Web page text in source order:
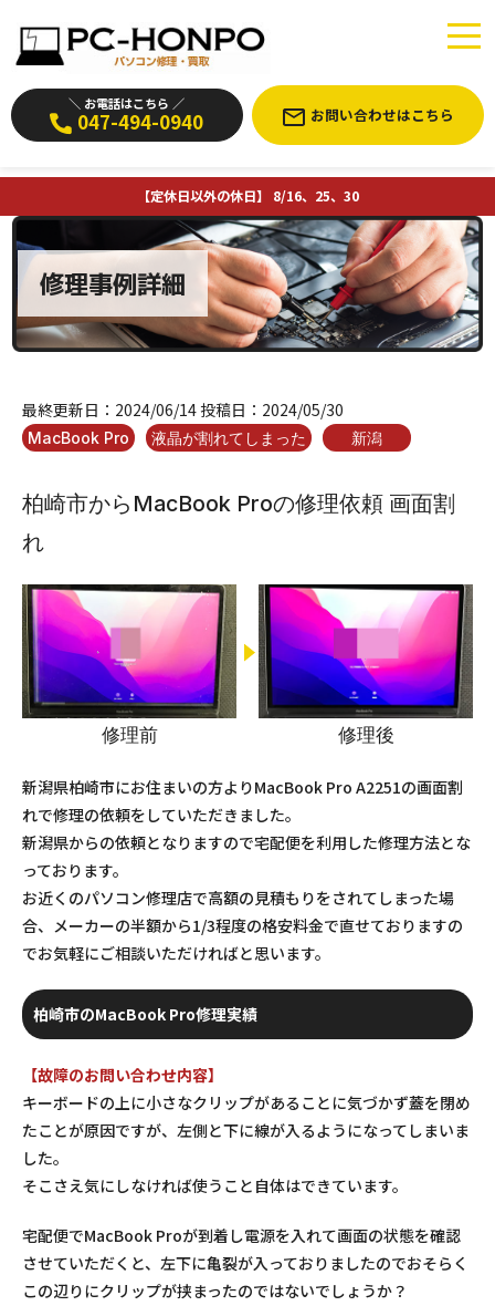
＼ お電話はこちら ／
047-494-0940 お問い合わせはこちら
【定休日以外の休日】 8/16、25、30
修理事例詳細
最終更新日： 2024/06/14 投稿日： 2024/05/30
MacBook Pro 液晶が割れてしまった 新潟
柏崎市からMacBook Proの修理依頼 画面割
れ
修理前 修理後
新潟県柏崎市にお住まいの方よりMacBook Pro A2251の画面割
れで修理の依頼をしていただきました。
新潟県からの依頼となりますので宅配便を利用した修理方法とな
っております。
お近くのパソコン修理店で高額の見積もりをされてしまった場
合、メーカーの半額から1/3程度の格安料金で直せておりますの
でお気軽にご相談いただければと思います。
柏崎市のMacBook Pro修理実績
【故障のお問い合わせ内容】
キーボードの上に小さなクリップがあることに気づかず蓋を閉め
たことが原因ですが、左側と下に線が入るようになってしまいま
した。
そこさえ気にしなければ使うこと自体はできています。
宅配便でMacBook Proが到着し電源を入れて画面の状態を確認
させていただくと、左下に亀裂が入っておりましたのでおそらく
この辺りにクリップが挟まったのではないでしょうか？